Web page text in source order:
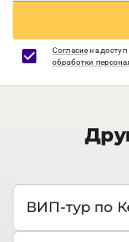
Согласиена
обработки
ВИП-тур по